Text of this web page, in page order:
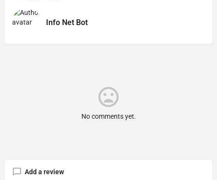
Info Net Bot
No comments yet.
Add a review